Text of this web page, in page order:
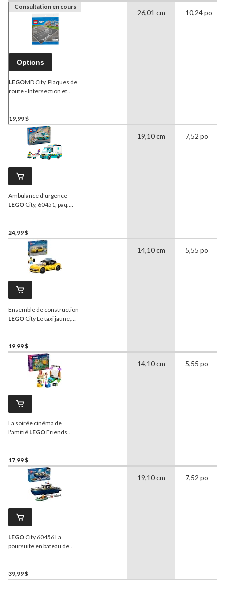
Consultation en cours
Options
LEGOMD City, Plaques de
route - Intersection et
19,99 $
26,01 cm 10,24 po
Ambulance d'urgence
LEGO City, 60451, paq.
24,99 $
19,10 cm 7,52 po
Ensemble de construction
LEGO City Le taxi jaune,
19,99 $
14,10 cm 5,55 po
La soirée cinéma de
l'amitié LEGOFriends
17,99 $
14,10 cm 5,55 po
LEGO City 60456 La
poursuite en bateau de
39,99 $
19,10 cm 7,52 po